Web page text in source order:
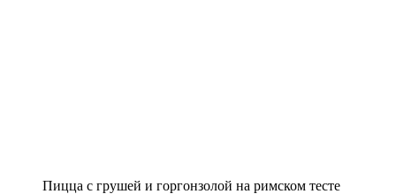
Пицца с грушей и горгонзолой на римском тесте